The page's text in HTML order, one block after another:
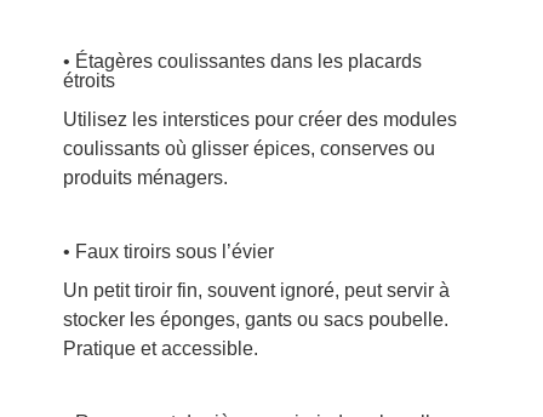
• Étagères coulissantes dans les placards
étroits
Utilisez les interstices pour créer des modules
coulissants où glisser épices, conserves ou
produits ménagers.
• Faux tiroirs sous l’évier
Un petit tiroir fin, souvent ignoré, peut servir à
stocker les éponges, gants ou sacs poubelle.
Pratique et accessible.